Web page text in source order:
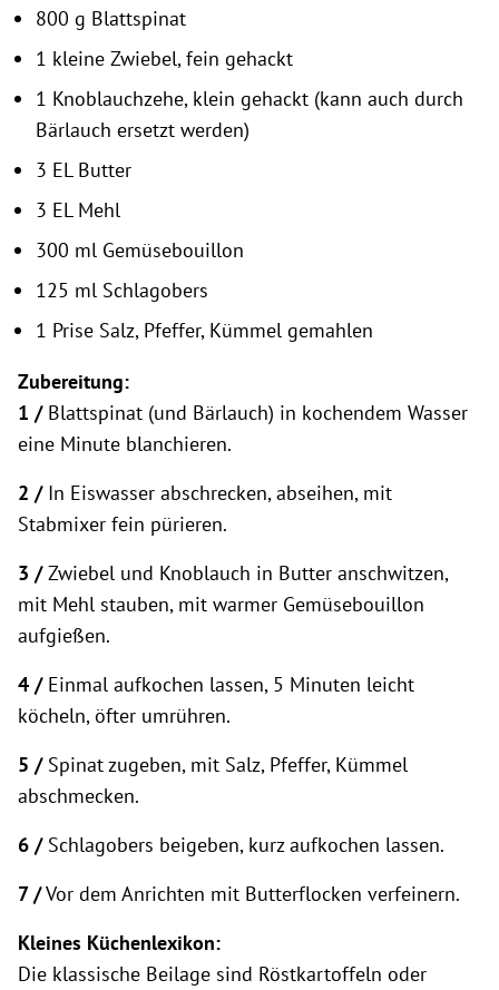
800 g Blattspinat
1 kleine Zwiebel, fein gehackt
1 Knoblauchzehe, klein gehackt (kann auch durch
Bärlauch ersetzt werden)
3 EL Butter
3 EL Mehl
300 ml Gemüsebouillon
125 ml Schlagobers
1 Prise Salz, Pfeffer, Kümmel gemahlen
Zubereitung:
1 /Blattspinat (und Bärlauch) in kochendem Wasser
eine Minute blanchieren.
2 / In Eiswasser abschrecken, abseihen, mit
Stabmixer fein pürieren.
3 /Zwiebel und Knoblauch in Butter anschwitzen,
mit Mehl stauben, mit warmer Gemüsebouillon
aufgießen.
4 /Einmal aufkochen lassen, 5 Minuten leicht
köcheln, öfter umrühren.
5 /Spinat zugeben, mit Salz, Pfeffer, Kümmel
abschmecken.
6 /Schlagobers beigeben, kurz aufkochen lassen.
7 /Vor dem Anrichten mit Butterflocken verfeinern.
Kleines Küchenlexikon:
Die klassische Beilage sind Röstkartoffeln oder